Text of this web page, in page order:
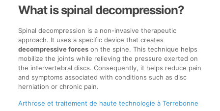
What is spinal decompression?
Spinal decompression is a non-invasive therapeutic
approach. It uses a specific device that creates
decompressive forceson the spine. This technique helps
mobilize the joints while relieving the pressure exerted on
the intervertebral discs. Consequently, it helps reduce pain
and symptoms associated with conditions such as disc
herniation or chronic pain.
Arthrose et traitement de haute technologie à Terrebonne